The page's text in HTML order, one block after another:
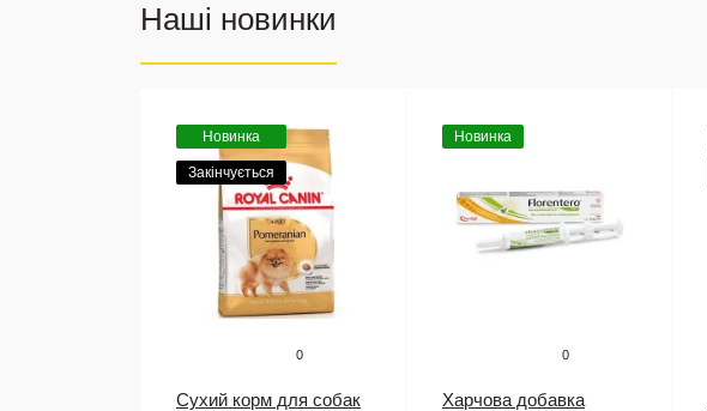
Наші новинки
Новинка
Закінчується
0
Сухий корм для собак
Новинка
0
Харчова добавка